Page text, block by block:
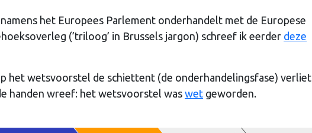
het Europees Parlement onderhandelt met de Europese
(’triloog’ in Brussels jargon) schreef ik eerder deze
het wetsvoorstel de schiettent (de onderhandelingsfase) verliet
handen wreef: het wetsvoorstel was wet geworden.